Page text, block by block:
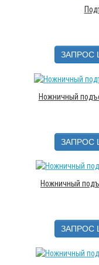
ЗАПРОС
Ножничный
ЗАПРОС
Ножничный
ЗАПРОС